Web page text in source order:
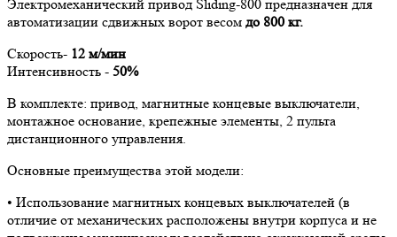
Электромеханический привод Sliding-800 предназнaчен для
aвтоматизации сдвижных ворот весом до 800 кг.
Скорость- 12 м/мин
Интенсивность - 50%
В комплекте: привод, магнитные концевые выключатели,
монтажное основание, крепежные элементы, 2 пульта
дистанционного управления.
Основные преимущества этой модели:
• Использование магнитных концевых выключателей (в
отличие от механических расположены внутри корпуса и не